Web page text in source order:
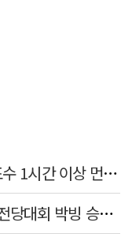
"대선·총선·지선 투표구 117곳 투표수 1시간 이상 먼저 입력"
경북은 김민석 대구는 정청래…與 전당대회 박빙 승부 이어간다